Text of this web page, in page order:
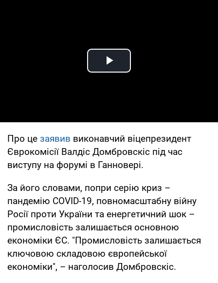
Play Video
Про це заявив виконавчий віцепрезидент
Єврокомісії Валдіс Домбровскіс під час
виступу на форумі в Ганновері.
За його словами, попри серію криз –
пандемію COVID-19, повномасштабну війну
Росії проти України та енергетичний шок –
промисловість залишається основною
економіки ЄС. "Промисловість залишається
ключовою складовою європейської
економіки", – наголосив Домбровскіс.